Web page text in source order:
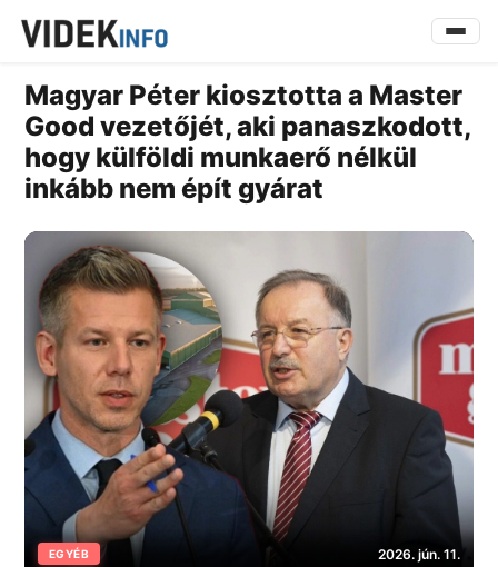
Magyar Péter kiosztotta a Master
Good vezetőjét, aki panaszkodott,
hogy külföldi munkaerő nélkül
inkább nem épít gyárat
EGYÉB 2026. jún. 11.